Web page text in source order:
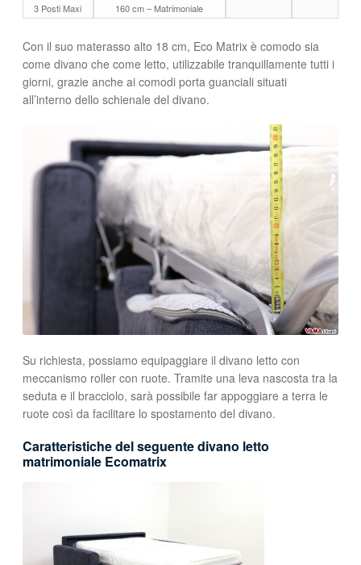
3 Posti Maxi
160 cm – Matrimoniale
Con il suo materasso alto 18 cm, Eco Matrix è comodo sia
come divano che come letto, utilizzabile tranquillamente tutti i
giorni, grazie anche ai comodi porta guanciali situati
all’interno dello schienale del divano.
Su richiesta, possiamo equipaggiare il divano letto con
meccanismo roller con ruote. Tramite una leva nascosta tra la
seduta e il bracciolo, sarà possibile far appoggiare a terra le
ruote così da facilitare lo spostamento del divano.
Caratteristiche del seguente divano letto
matrimoniale Ecomatrix